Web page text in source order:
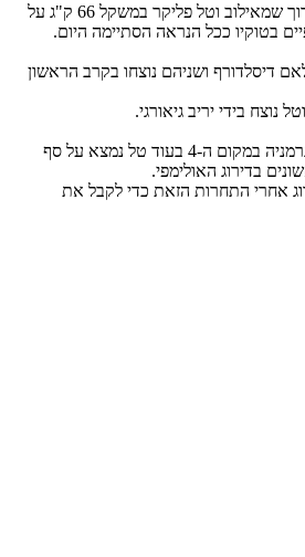
ההתמודדות בין הג'ודאים ברוך שמאילוב וטל פליקר במשקל 66 ק"ג על
בטוקיו ככל הנראה הסתיימה היום.
דיסלדורף ושניהם נוצחו בקרב הראשון
נוצח בידי יריב גיאורגי.
ברוך מדורג לפני התחרות בגרמניה במקום ה-4 בעוד טל נמצא על סף
אחרי התחרות הזאת כדי לקבל את